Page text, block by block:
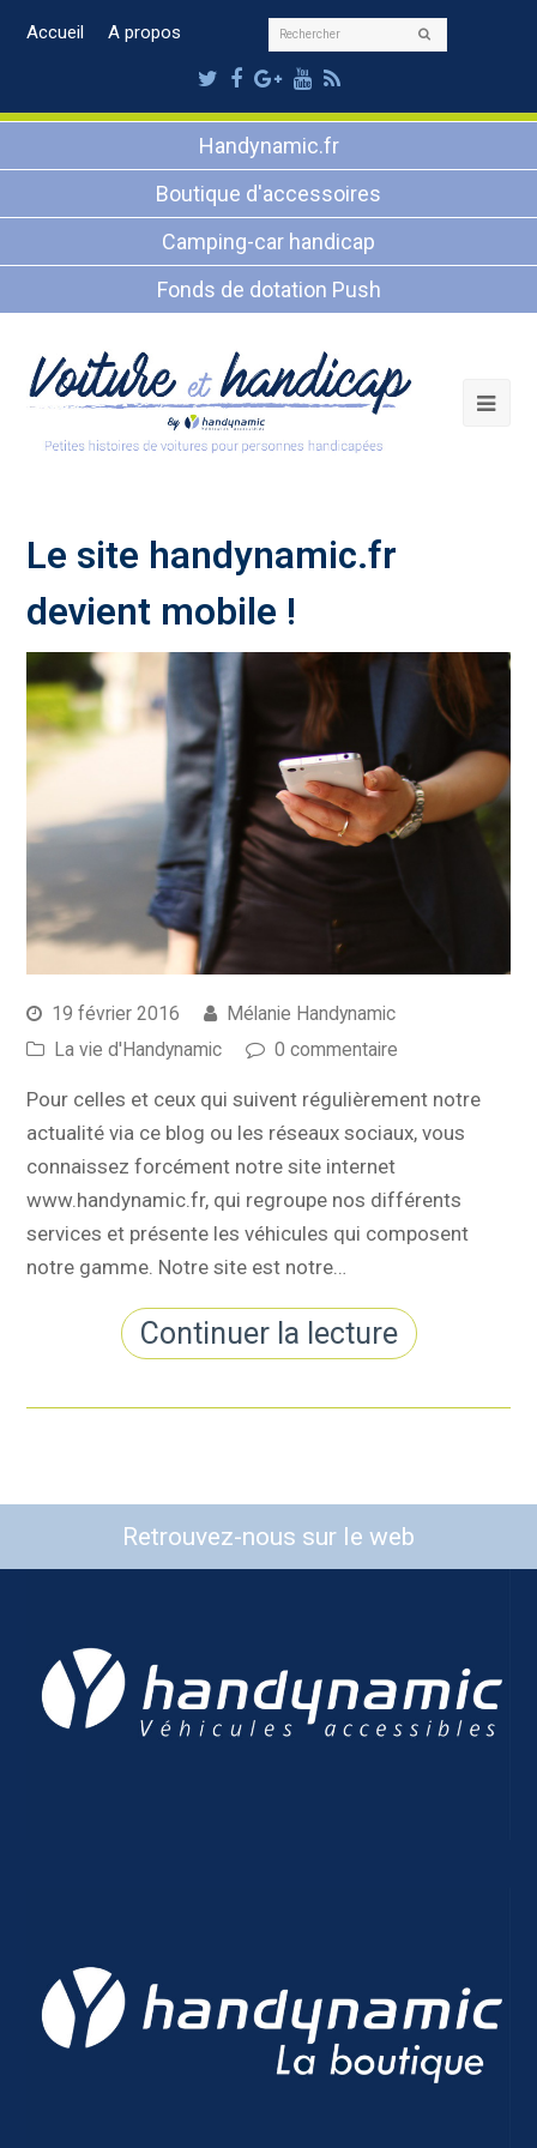
Accueil A propos Rechercher
Twitter
Facebook
Google
Plus
Youtube
RSS
Handynamic.fr
Boutique d'accessoires
Camping-car handicap
Fonds de dotation Push
Le site handynamic.fr
devient mobile !
19 février 2016
Mélanie Handynamic
La vie d'Handynamic
0 commentaire
Pour celles et ceux qui suivent régulièrement notre
actualité via ce blog ou les réseaux sociaux, vous
connaissez forcément notre site internet
www.handynamic.fr, qui regroupe nos différents
services et présente les véhicules qui composent
notre gamme. Notre site est notre…
Continuer la lecture
Retrouvez-nous sur le web